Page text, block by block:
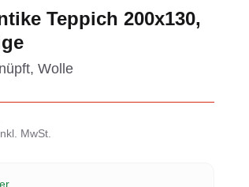
Teppich 200x130,
Wolle
MwSt.